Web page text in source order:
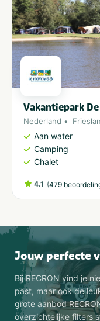
Vakantiepark
Nederland
Aan water
Camping
Chalet
4.1 (479
Jouw perfecte
Bij RECRON vind je
past, maar ook de
grote aanbod
overzichtelijke filters